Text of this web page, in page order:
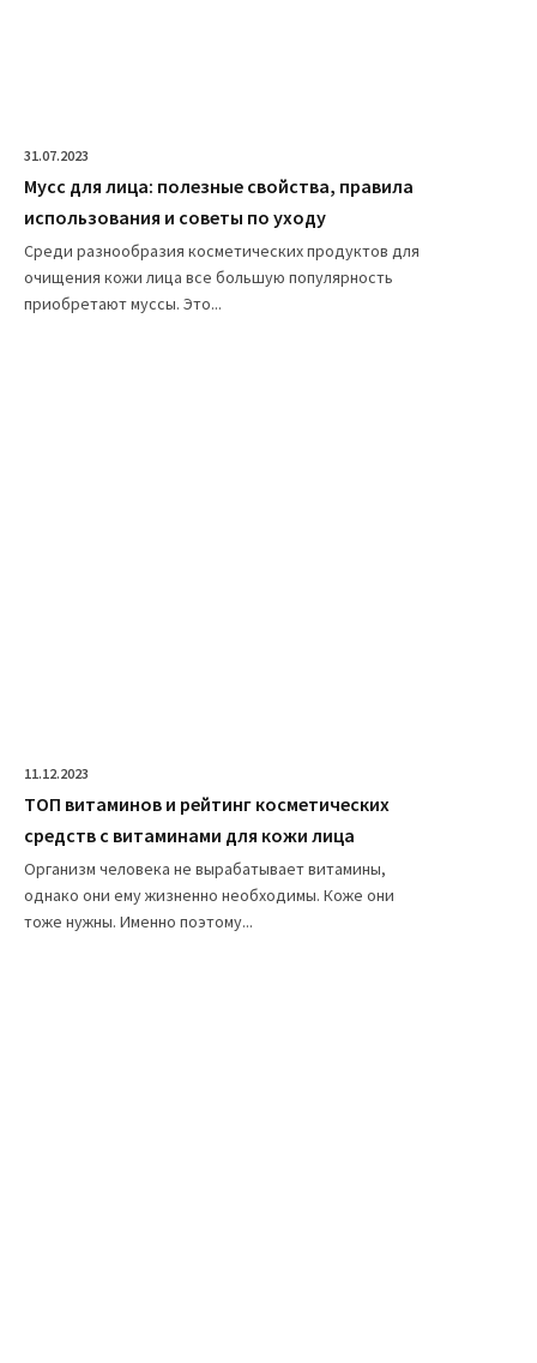
31.07.2023
Мусс для лица: полезные свойства, правила
использования и советы по уходу
Среди разнообразия косметических продуктов для
очищения кожи лица все большую популярность
приобретают муссы. Это...
11.12.2023
ТОП витаминов и рейтинг косметических
средств с витаминами для кожи лица
Организм человека не вырабатывает витамины,
однако они ему жизненно необходимы. Коже они
тоже нужны. Именно поэтому...